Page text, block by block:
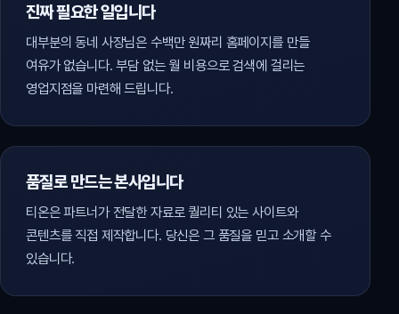
진짜 필요한 일입니다
대부분의 동네 사장님은 수백만 원짜리 홈페이지를 만들
여유가 없습니다. 부담 없는 월 비용으로 검색에 걸리는
영업지점을 마련해 드립니다.
품질로 만드는 본사입니다
티온은 파트너가 전달한 자료로 퀄리티 있는 사이트와
콘텐츠를 직접 제작합니다. 당신은 그 품질을 믿고 소개할 수
있습니다.